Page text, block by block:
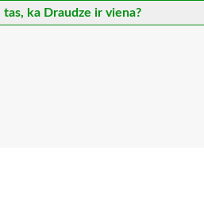
tas, ka Draudze ir viena?